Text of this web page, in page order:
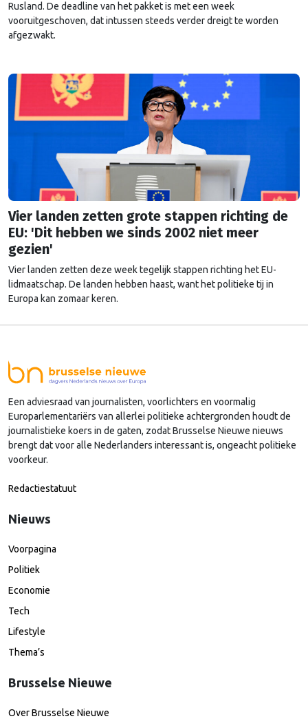
Rusland. De deadline van het pakket is met een week
vooruitgeschoven, dat intussen steeds verder dreigt te worden
afgezwakt.
Vier landen zetten grote stappen richting de
EU: 'Dit hebben we sinds 2002 niet meer
gezien'
Vier landen zetten deze week tegelijk stappen richting het EU-
lidmaatschap. De landen hebben haast, want het politieke tij in
Europa kan zomaar keren.
Een adviesraad van journalisten, voorlichters en voormalig
Europarlementariërs van allerlei politieke achtergronden houdt de
journalistieke koers in de gaten, zodat Brusselse Nieuwe nieuws
brengt dat voor alle Nederlanders interessant is, ongeacht politieke
voorkeur.
Redactiestatuut
Nieuws
Voorpagina
Politiek
Economie
Tech
Lifestyle
Thema’s
Brusselse Nieuwe
Over Brusselse Nieuwe